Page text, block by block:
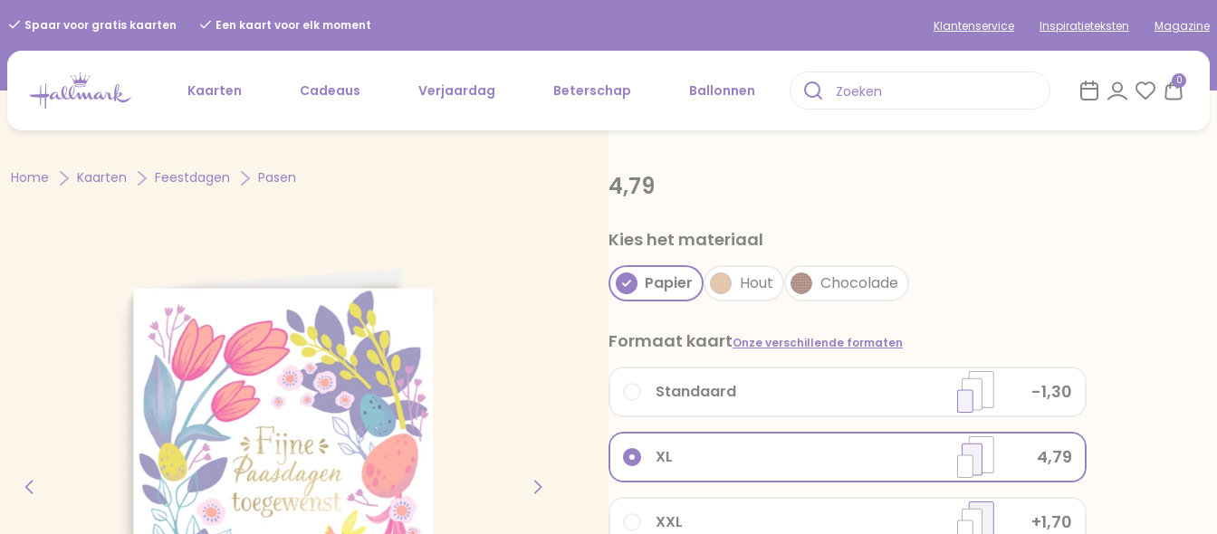
Spaar voor gratis kaarten Een kaart voor elk moment Klantenservice Inspiratieteksten Magazine
Kaarten Cadeaus Verjaardag Beterschap Ballonnen
0
Home Kaarten Feestdagen Pasen 4,79
Kies het materiaal
Papier Hout Chocolade
Formaat kaartOnze verschillende formaten
XXL +1,70
XL 4,79
Standaard -1,30